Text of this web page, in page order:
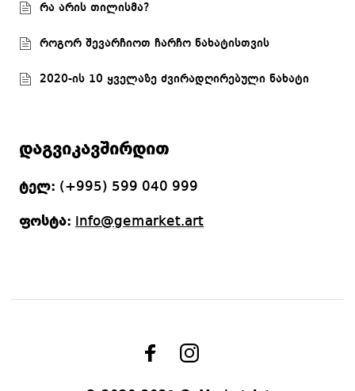
რა არის თილისმა?
როგორ შევარჩიოთ ჩარჩო ნახატისთვის
2020-ის 10 ყველაზე ძვირადღირებული ნახატი
დაგვიკავშირდით
ტელ: (+995) 599 040 999
ფოსტა: info@gemarket.art